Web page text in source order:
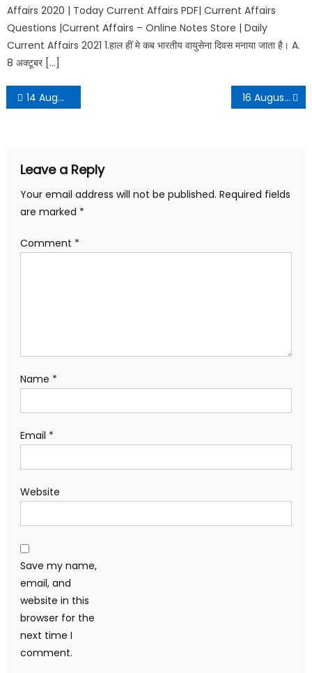
Affairs 2020 | Today Current Affairs PDF| Current Affairs
Questions |Current Affairs – Online Notes Store | Daily
Current Affairs 2021 1.हाल हीं मे कब भारतीय वायुसेना दिवस मनाया जाता है। A.
8 अक्टूबर […]
14 August 2022 Daily Current Affairs in Hindi PDF 16 August 2022 Daily Current Affairs in Hindi PDF
Leave a Reply
Your email address will not be published. Required fields
are marked *
Comment *
Name *
Email *
Website
Save my name,
email, and
website in this
browser for the
next time I
comment.